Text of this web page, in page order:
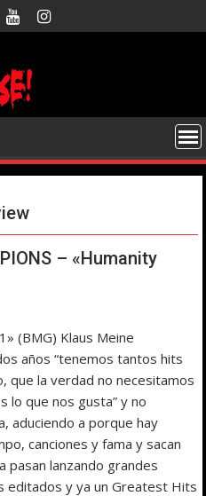
– «Humanity
(BMG) Klaus Meine
años “tenemos tantos hits
que la verdad no necesitamos
lo que nos gusta” y no
aduciendo a porque hay
canciones y fama y sacan
pasan lanzando grandes
editados y ya un Greatest Hits